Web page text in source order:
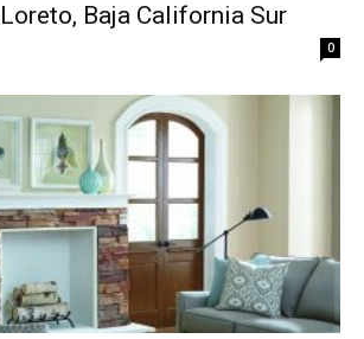
Baja California Sur
0